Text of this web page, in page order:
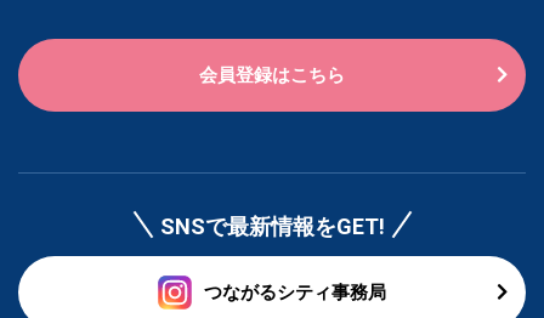
会員登録はこちら
SNSで最新情報をGET!
つながるシティ事務局